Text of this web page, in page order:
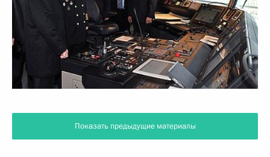
Показать предыдущие материалы